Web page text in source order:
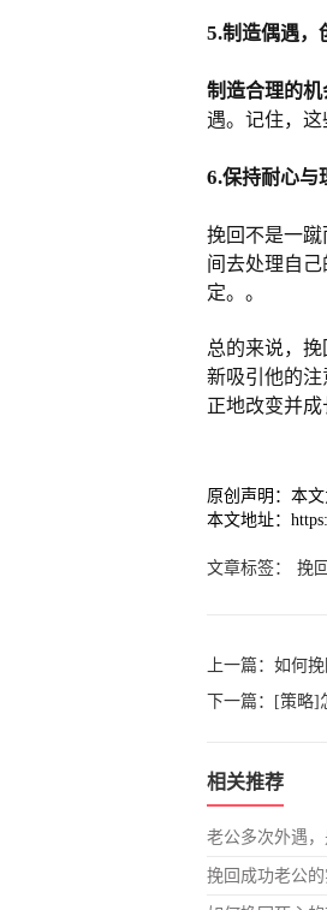
5.制造偶遇，
制造合理的机
遇。记住，这
6.保持耐心与
挽回不是一
间去处理自
定。。
总的来说，
新吸引他的
正地改变并成
原创声明：本
本文地址：
文章标签： 挽
上一篇： 如何
下一篇： [策略]
相关推荐
老公多次外遇
挽回成功老公